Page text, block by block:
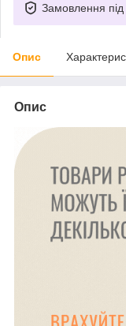
Замовлення під
Опис
Опис